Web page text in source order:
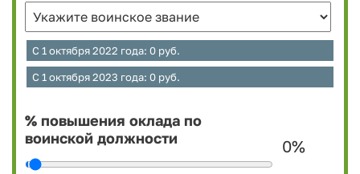
С 1 октября 2022 года: 0 руб.
С 1 октября 2023 года: 0 руб.
% повышения оклада по
воинской должности
0%